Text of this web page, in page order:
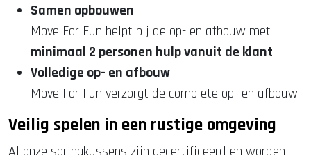
Samen opbouwen
Move For Fun helpt bij de op- en afbouw met
minimaal 2 personen hulp vanuit de klant.
Volledige op- en afbouw
Move For Fun verzorgt de complete op- en afbouw.
Veilig spelen in een rustige omgeving